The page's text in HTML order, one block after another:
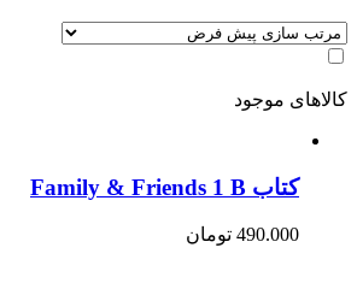
کالاهای موجود
کتاب Family & Friends 1 B
490.000 تومان